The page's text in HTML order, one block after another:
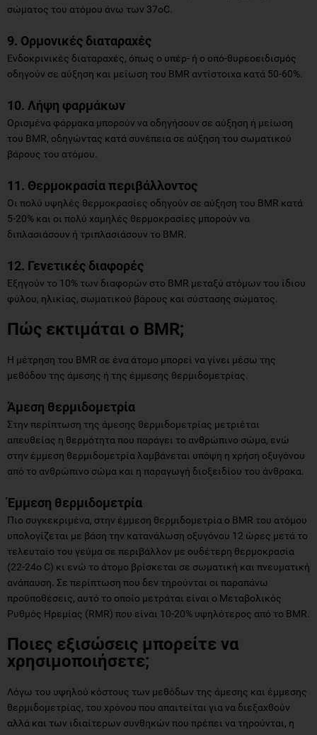
σώματος του ατόμου άνω των 37οC.
9. Ορμονικές διαταραχές
Ενδοκρινικές διαταραχές, όπως ο υπέρ- ή ο οπό-θυρεοειδισμός
οδηγούν σε αύξηση και μείωση του BMR αντίστοιχα κατά 50-60%.
10. Λήψη φαρμάκων
Ορισμένα φάρμακα μπορούν να οδηγήσουν σε αύξηση ή μείωση
του BMR, οδηγώντας κατά συνέπεια σε αύξηση του σωματικού
βάρους του ατόμου.
11. Θερμοκρασία περιβάλλοντος
Οι πολύ υψηλές θερμοκρασίες οδηγούν σε αύξηση του BMR κατά
5-20% και οι πολύ χαμηλές θερμοκρασίες μπορούν να
διπλασιάσουν ή τριπλασιάσουν το BMR.
12. Γενετικές διαφορές
Εξηγούν το 10% των διαφορών στο BMR μεταξύ ατόμων του ίδιου
φύλου, ηλικίας, σωματικού βάρους και σύστασης σώματος.
Πώς εκτιμάται ο BMR;
Η μέτρηση του BMR σε ένα άτομο μπορεί να γίνει μέσω της
μεθόδου της άμεσης ή της έμμεσης θερμιδομετρίας.
Άμεση θερμιδομετρία
Στην περίπτωση της άμεσης θερμιδομετρίας μετριέται
απευθείας η θερμότητα που παράγει το ανθρώπινο σώμα, ενώ
στην έμμεση θερμιδομετρία λαμβάνεται υπόψη η χρήση οξυγόνου
από το ανθρώπινο σώμα και η παραγωγή διοξειδίου του άνθρακα.
Έμμεση θερμιδομετρία
Πιο συγκεκριμένα, στην έμμεση θερμιδομετρία ο BMR του ατόμου
υπολογίζεται με βάση την κατανάλωση οξυγόνου 12 ώρες μετά το
τελευταίο του γεύμα σε περιβάλλον με ουδέτερη θερμοκρασία
(22-24ο C) κι ενώ το άτομο βρίσκεται σε σωματική και πνευματική
ανάπαυση. Σε περίπτωση που δεν τηρούνται οι παραπάνω
προϋποθέσεις, αυτό το οποίο μετράται είναι ο Μεταβολικός
Ρυθμός Ηρεμίας (RMR) που είναι 10-20% υψηλότερος από το BMR.
Ποιες εξισώσεις μπορείτε να
χρησιμοποιήσετε;
Λόγω του υψηλού κόστους των μεθόδων της άμεσης και έμμεσης
θερμιδομετρίας, του χρόνου που απαιτείται για να διεξαχθούν
αλλά και των ιδιαίτερων συνθηκών που πρέπει να τηρούνται, η